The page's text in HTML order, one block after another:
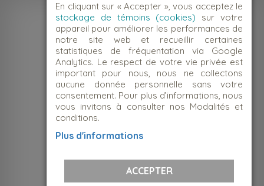
Suivez-nous!
En cliquant sur « Accepter », vous acceptez le
stockage de témoins (cookies) sur votre
appareil pour améliorer les performances de
notre site web et recueillir certaines
statistiques de fréquentation via Google
Analytics. Le respect de votre vie privée est
important pour nous, nous ne collectons
aucune donnée personnelle sans votre
consentement. Pour plus d’informations, nous
vous invitons à consulter nos Modalités et
conditions.
Plus d'informations
ACCEPTER